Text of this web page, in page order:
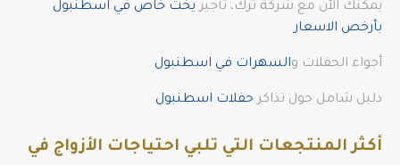
يمكنك الآن مع شركة ترك، تأجير يخت خاص في اسطنبول
بأرخص الاسعار
أجواء الحفلات والسهرات في اسطنبول
دليل شامل حول تذاكر حفلات اسطنبول
أكثر المنتجعات التي تلبي احتياجات الأزواج في